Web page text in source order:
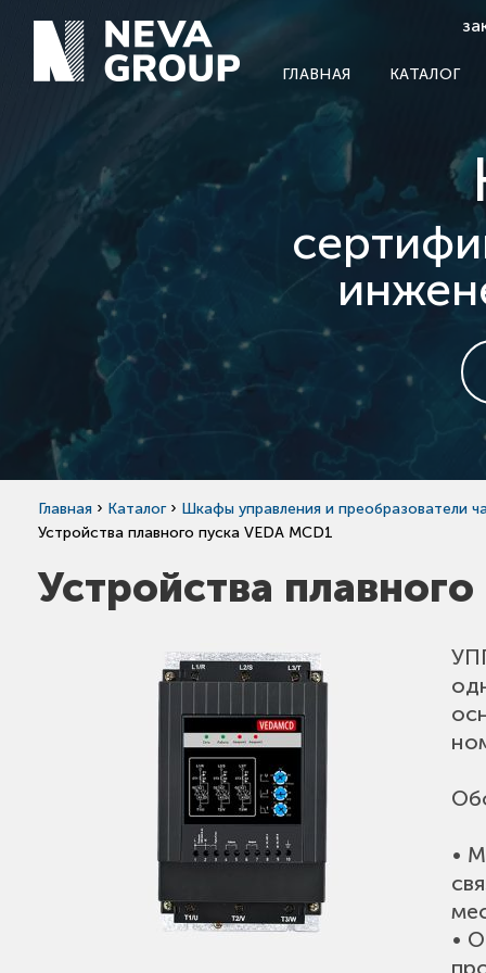
ГЛАВНАЯ КАТАЛОГ
Главная › Каталог › Шкафы управления и преобразователи
Устройства плавного пуска VEDA MCD1
Устройства плавного
•
•